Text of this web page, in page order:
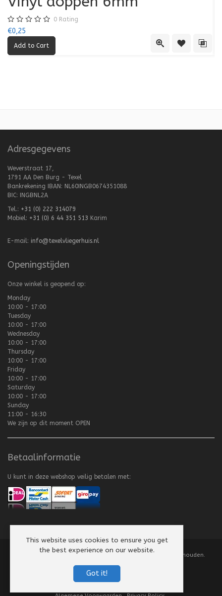
Quick ViewAdd to Add
0 Rating
€0,25
Adresgegevens
Weverstraat 17,
1791 AA Den Burg - Texel
Bankrekening IBAN: NL60INGB0674351088
BIC: INGBNL2A
Tel.: +31 (0) 222 314079
Mobiel: +31 (0) 6 44 351 513 Karim
E-mail: info@texelvliegerhuis.nl
Openingstijden
Onze winkel is geopend op:
Monday
10:00 - 17:00
Tuesday
10:00 - 17:00
Wednesday
10:00 - 17:00
Thursday
10:00 - 17:00
Friday
10:00 - 17:00
Saturday
10:00 - 17:00
Sunday
11:00 - 16:30
We zijn op dit moment OPEN
Betaalinformatie
U kunt in deze webshop veilig betalen met:
2008-2026 Texel Vliegerhuis. Alle rechten voorbehouden.
This website uses cookies to ensure you get
the best experience on our website.
Got it!